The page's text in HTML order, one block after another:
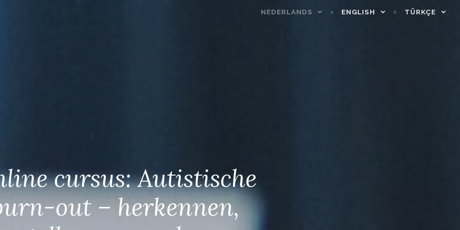
NEDERLANDS ENGLISH TÜRKÇE
cursus: Autistische
out – herkennen,